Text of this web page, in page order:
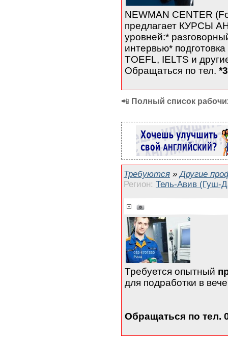
NEWMAN CENTER
предлагает КУРСЫ
уровней:*
интервью*
TOEFL, IELTS и
Обращаться по тел.
📲 Полный список
Требуются »Другие
Регион: Тель-Авив (Гуш-
Требуется опытный
для подработки в
Обращаться по тел.